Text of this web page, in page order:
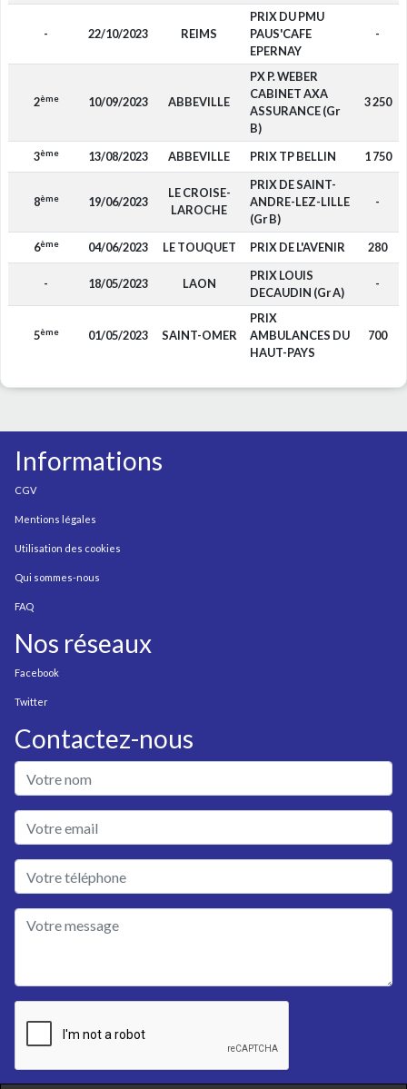
- 22/10/2023 REIMS
PRIX DU PMU
PAUS'CAFE
EPERNAY
-
2ème 10/09/2023 ABBEVILLE
PX P. WEBER
CABINET AXA
ASSURANCE (Gr
B)
3 250
3ème 13/08/2023 ABBEVILLE PRIX TP BELLIN 1 750
8ème 19/06/2023
LE CROISE-
LAROCHE
PRIX DE SAINT-
ANDRE-LEZ-LILLE
(Gr B)
-
6ème 04/06/2023 LE TOUQUET PRIX DE L'AVENIR 280
- 18/05/2023 LAON
PRIX LOUIS
DECAUDIN (Gr A)
-
5ème 01/05/2023 SAINT-OMER
PRIX
AMBULANCES DU
HAUT-PAYS
700
Informations
CGV
Mentions légales
Utilisation des cookies
Qui sommes-nous
FAQ
Nos réseaux
Facebook
Twitter
Contactez-nous